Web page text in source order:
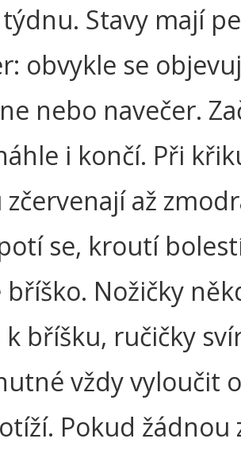
Stavy mají
obvykle se
nebo navečer.
i končí. Při
až
se, kroutí
Nožičky
bříšku, ručičky
vždy vyloučit
Pokud žádnou